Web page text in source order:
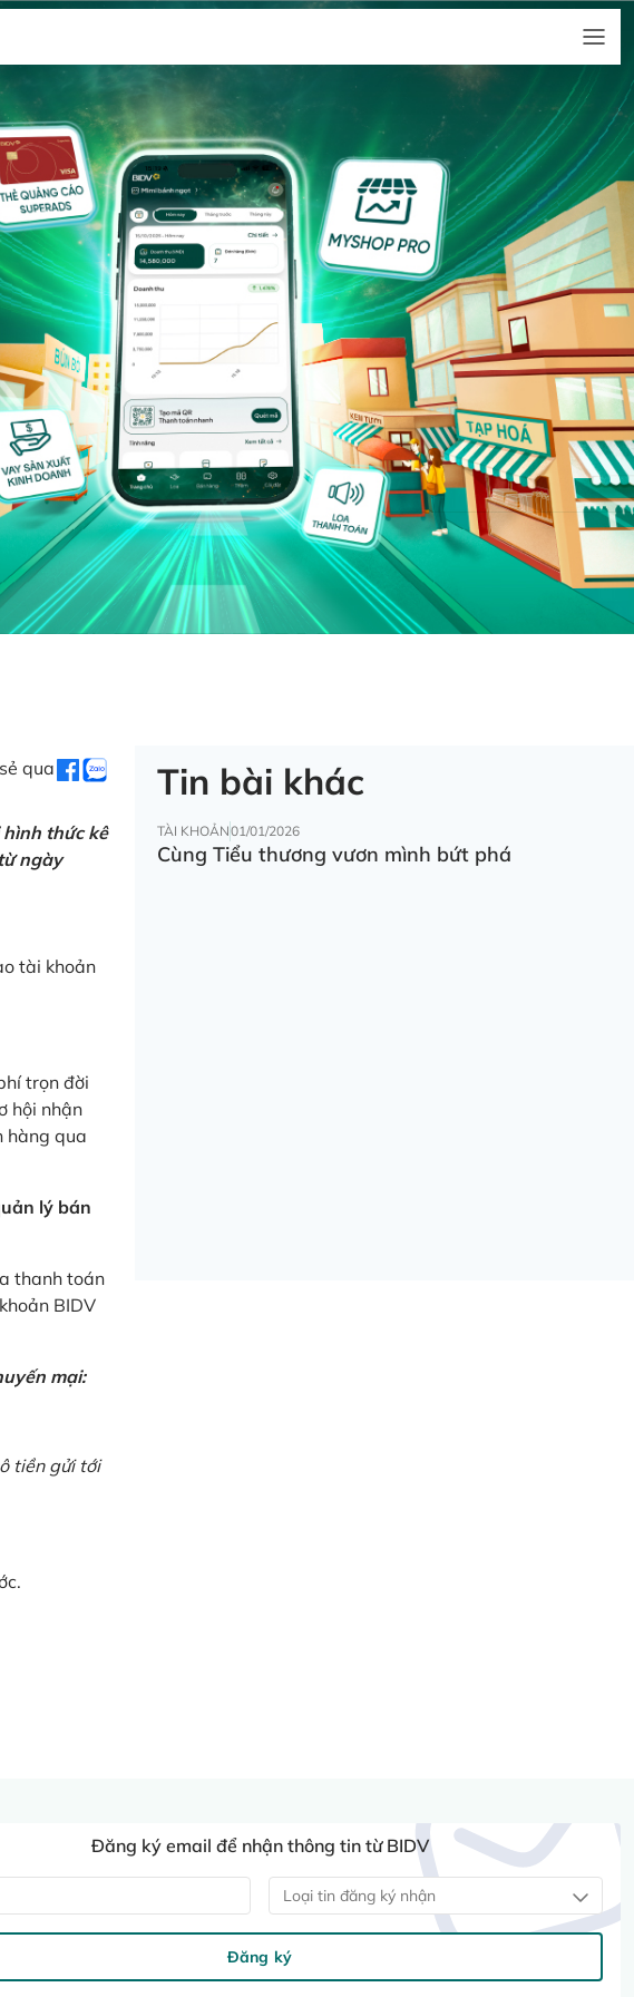
qua
thức kê
ngày
tài khoản
trọn đời
hội nhận
hàng qua
lý bán
thanh toán
BIDV
mại:
tiền gửi tới
Tin bài khác
TÀI KHOẢN01/01/2026
Cùng Tiểu thương vươn mình bứt phá
Đăng ký email để nhận thông tin từ BIDV
Loại tin đăng ký nhận
Đăng ký